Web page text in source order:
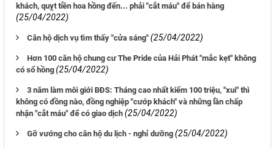
khách, quỵt tiền hoa hồng đến... phải "cắt máu" để bán hàng
(25/04/2022)
Căn hộ dịch vụ tìm thấy "cửa sáng" (25/04/2022)
Hơn 100 căn hộ chung cư The Pride của Hải Phát "mắc kẹt" không
có sổ hồng (25/04/2022)
3 năm làm môi giới BĐS: Tháng cao nhất kiếm 100 triệu, "xui" thì
không có đồng nào, đồng nghiệp "cướp khách" và những lần chấp
nhận "cắt máu" để có giao dịch (25/04/2022)
Gỡ vướng cho căn hộ du lịch - nghỉ dưỡng (25/04/2022)